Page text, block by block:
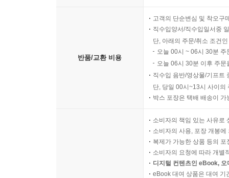
반품/교환 비용
고객의 단순변심 및 착오구
직수입양서/직수입일서중
단, 아래의 주문/취소 조건
오늘 00시 ~ 06시 30분
오늘 06시 30분 이후 주
직수입 음반/영상물/기프트
단, 당일 00시~13시 사이의
박스 포장은 택배 배송이
소비자의 책임 있는 사유로
소비자의 사용, 포장 개봉
복제가 가능한 상품 등의
소비자의 요청에 따라 개별
디지털 컨텐츠인 eBook,
eBook 대여 상품은 대여 기